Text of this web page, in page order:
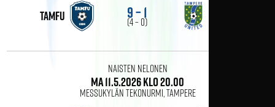
TamFu 9 – 1
(4 – 0)
Naisten Nelonen
ma 11.5.2026 klo 20.00
Messukylän tekonurmi, Tampere